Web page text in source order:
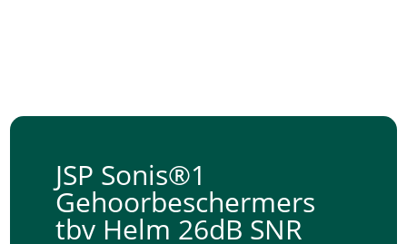
JSP Sonis®1
Gehoorbeschermers
tbv Helm 26dB SNR